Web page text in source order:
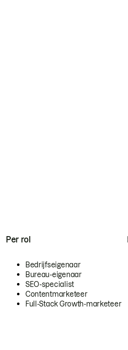
Per rol
Bedrijfseigenaar
Bureau-eigenaar
SEO-specialist
Contentmarketeer
Full-Stack Growth-marketeer